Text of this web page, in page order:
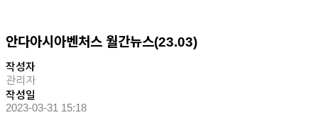
안다아시아벤처스 월간뉴스(23.03)
작성자
관리자
작성일
2023-03-31 15:18